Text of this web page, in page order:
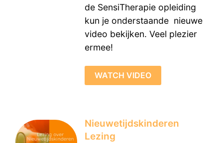
de SensiTherapie opleiding
kun je onderstaande nieuwe
video bekijken. Veel plezier
ermee!
WATCH VIDEO
Nieuwetijdskinderen
Lezing